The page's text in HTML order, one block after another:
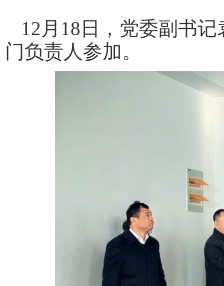
12月18日，党委副书
门负责人参加。